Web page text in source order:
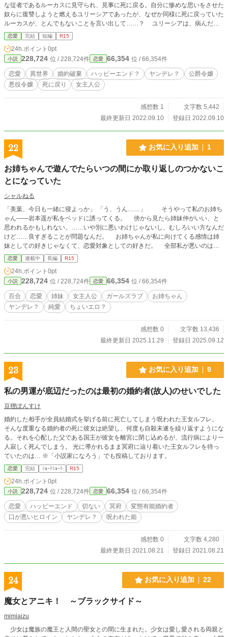
な従者であるルーカスに見守られ、見事に死に戻る。自分に惨めな思いをさせた
奴らに復讐しようと燃えるユリーシアであったが、なぜか同様に死に戻っていた
ルーカスが、とんでもないことを言い出して……？ ユリーシアは、病んだ愛
を抱える従者に、溺愛されるしかなさそうです。 ※「ざまぁ」描写はほぼない
です。 ※R15は保険です。 ※「小説家になろう」様にも投稿しています。
恋愛 完結 短編 R15
24h.ポイント 0pt
小説 228,724 位 / 228,724件 恋愛 66,354 位 / 66,354件
恋愛 異世界 婚約破棄 ハッピーエンド？ ヤンデレ？
公爵令嬢
悪役令嬢
死に戻り 女主人公
感想数 1
文字数 5,442
最終更新日 2022.09.10
登録日 2022.09.10
22 お気に入り追加 1
お姉ちゃんで遊んでたらいつの間にか取り返しのつかないこ
とになっていた
シャルねる
「美葉、今日も一緒に寝よっか」 「う、うん……」 そうやって私のお姉ち
ゃん――岩本遥が私をベッドに誘ってくる。 傍から見たら姉妹仲がいい、と
思われるかもしれない。……いや別に悪いわけじゃないし、むしろいい方なんだ
けど……良すぎることが問題なんだ。 お姉ちゃんが私に向けてくる感情は姉
妹としての好きじゃなくて、恋愛対象としての好きだ。 全部私が悪いのはわ
かってる。でも、私は同性愛者じゃないし、それ以前に、お姉ちゃんに対し
て……家族に対してそんな感情は無い。もちろんお姉ちゃんのことは好きなんだ
けど、それは家族として、姉妹としてなんだから。 ほんとに、あの時あんな
ことさえしなければ……
恋愛 連載中 長編 R15
24h.ポイント 0pt
小説 228,724 位 / 228,724件 恋愛 66,354 位 / 66,354件
百合 恋愛 姉妹 女主人公 ガールズラブ
お姉ちゃん
ヤンデレ？
純愛 ちょいエロ？
感想数 0
文字数 13,436
最終更新日 2025.11.29
登録日 2025.09.12
23 お気に入り追加 9
私の男運が底辺だったのは最初の婚約者(故人)のせいでした
豆狸ぽんすけ
婚約した相手が全員結婚式を挙げる前に死亡してしまう呪われた王女ルフレ。
そんな度重なる婚約者の死に彼女は絶望し、何度も自殺未遂を繰り返すようにな
る。それを心配した父である国王が彼女を離宮に閉じ込めるが、流行病により一
人寂しく死んでしまう。 光に導かれるまま冥府に辿り着いた王女ルフレを待っ
ていたのは… ※「小説家になろう」でも投稿しております。
恋愛 完結 ｼｮｰﾄｼｮｰﾄ R15
24h.ポイント 0pt
小説 228,724 位 / 228,724件 恋愛 66,354 位 / 66,354件
恋愛 ハッピーエンド 切ない 冥府
変態有能婚約者
口が悪いヒロイン
ヤンデレ？ 呪われた姫
感想数 0
文字数 4,280
最終更新日 2021.08.21
登録日 2021.08.21
24 お気に入り追加 22
魔女とアニキ！ ～ブラックサイド～
mimiaizu
少女は魔族の魔王と人間の聖女との間に生まれた。少女は愛し愛される両親と